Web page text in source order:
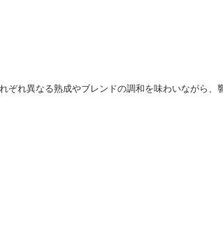
れ異なる熟成やブレンドの調和を味わいながら、